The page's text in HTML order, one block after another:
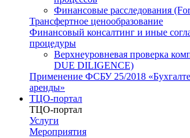
Финансовые расследования
Трансфертное ценообразование
Финансовый консалтинг и иные
процедуры
Верхнеуровневая проверка
DUE DILIGENCE)
Применение ФСБУ 25/2018
аренды»
ТЦО-портал
ТЦО-портал
Услуги
Мероприятия